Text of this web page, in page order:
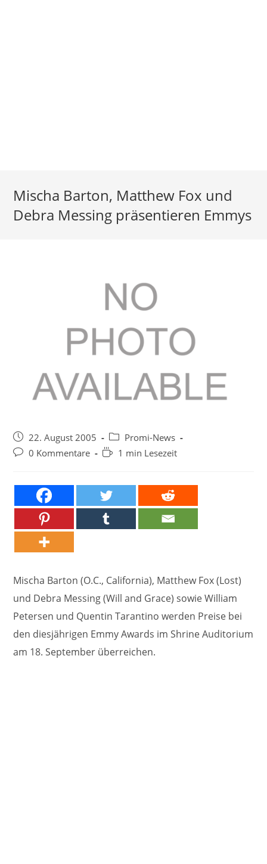
Mischa Barton, Matthew Fox und
Debra Messing präsentieren Emmys
Beitrag
veröffentlicht:
22. August 2005
Beitrags-
Kategorie:
Promi-News
Beitrags-
0 Kommentare Lesedauer:
1 min Lesezeit
Mischa Barton (O.C., California), Matthew Fox (Lost)
und Debra Messing (Will and Grace) sowie William
Petersen und Quentin Tarantino werden Preise bei
den diesjährigen Emmy Awards im Shrine Auditorium
am 18. September überreichen.